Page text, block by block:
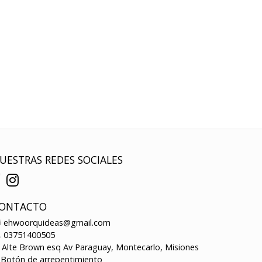
REDES SOCIALES
ehwoorquideas@gmail.com
03751400505
Alte Brown esq Av Paraguay, Montecarlo, Misiones
de arrepentimiento